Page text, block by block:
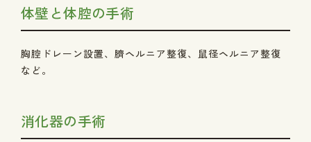
体壁と体腔の手術
胸腔ドレーン設置、臍ヘルニア整復、鼠径ヘルニア整復
など。
消化器の手術